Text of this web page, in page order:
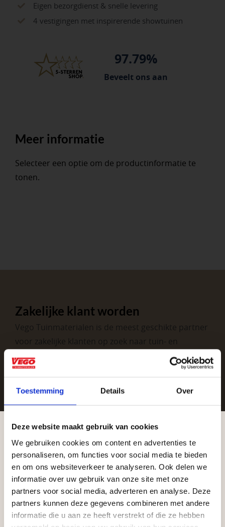
Toestemming Details Over
Deze website maakt gebruik van cookies
We gebruiken cookies om content en advertenties te
personaliseren, om functies voor social media te bieden
en om ons websiteverkeer te analyseren. Ook delen we
informatie over uw gebruik van onze site met onze
partners voor social media, adverteren en analyse. Deze
partners kunnen deze gegevens combineren met andere
informatie die u aan ze heeft verstrekt of die ze hebben
Eigen bezorgdienst & snelle levering
4 vestigingen met inspirerende showtuinen
97.79%
Beveelt ons aan
Meer informatie
Selecteer een optie om de productinformatie te
tonen.
Zakelijke klant worden
Vego Tuinmaterialen is de meest geschikte partner
voor zakelijke klanten op zoek naar tuin- en
infraproducten. Als professionele leverancier van
tuinmaterialen bieden wij een breed assortiment
zakelijke mogelijkheden
Vrijblijvend advies?
Aangepaste openingstijden tijdens de
vakantieperiode
Waardenburg en Vego Dordrecht hanteren tijdens
de vakantieperiode aangepaste openingstijden op
zaterdag. Bekijk de vestigingspagina voor de